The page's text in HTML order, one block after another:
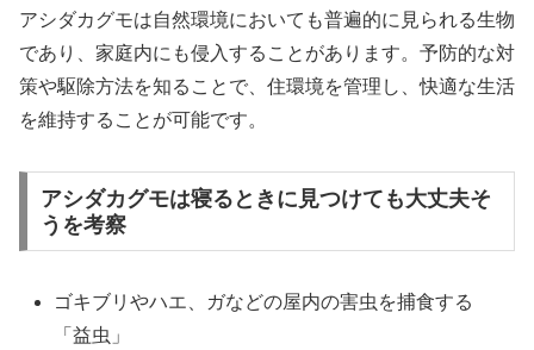
アシダカグモは自然環境においても普遍的に見られる生物
であり、家庭内にも侵入することがあります。予防的な対
策や駆除方法を知ることで、住環境を管理し、快適な生活
を維持することが可能です。
アシダカグモは寝るときに見つけても大丈夫そ
うを考察
ゴキブリやハエ、ガなどの屋内の害虫を捕食する
「益虫」